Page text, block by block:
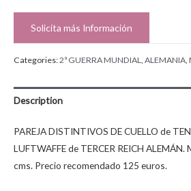
Solicita más Información
Categories:2ª GUERRA MUNDIAL ALEMANIA
Description
PAREJA DISTINTIVOS DE CUELLO de
LUFTWAFFE de TERCER REICH
cms. Precio recomendado 125 euros.